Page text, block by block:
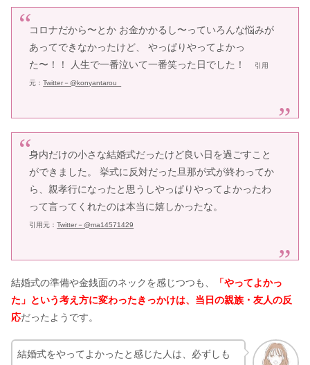
コロナだから〜とか お金かかるし〜っていろんな悩みが
あってできなかったけど、 やっぱりやってよかっ
た〜！！ 人生で一番泣いて一番笑った日でした！
引用
元：Twitter－@konyantarou_
身内だけの小さな結婚式だったけど良い日を過ごすこと
ができました。 挙式に反対だった旦那が式が終わってか
ら、親孝行になったと思うしやっぱりやってよかったわ
って言ってくれたのは本当に嬉しかったな。
引用元：Twitter－@ma14571429
結婚式の準備や金銭面のネックを感じつつも、
「やってよかっ
た」という考え方に変わったきっかけは、 当日の親族・友人の反
応だったようです。
結婚式をやってよかったと感じた人は、必ずしも